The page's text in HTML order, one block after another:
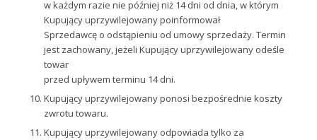
w każdym razie nie później niż 14 dni od dnia, w którym
Kupujący uprzywilejowany poinformował
Sprzedawcę o odstąpieniu od umowy sprzedaży. Termin
jest zachowany, jeżeli Kupujący uprzywilejowany odeśle
towar
przed upływem terminu 14 dni.
Kupujący uprzywilejowany ponosi bezpośrednie koszty
zwrotu towaru.
Kupujący uprzywilejowany odpowiada tylko za